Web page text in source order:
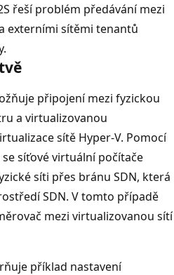
řeší problém předávání mezi
externími sítěmi tenantů
připojení mezi fyzickou
a virtualizovanou
sítě Hyper-V. Pomocí
síťové virtuální počítače
síti přes bránu SDN, která
SDN. V tomto případě
mezi virtualizovanou sítí
příklad nastavení